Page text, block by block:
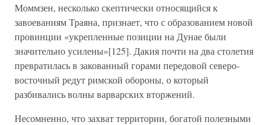
Моммзен, несколько скептически относящийся к
завоеваниям Траяна, признает, что с образованием новой
провинции «укрепленные позиции на Дунае были
значительно усилены»[125]. Дакия почти на два столетия
превратилась в закованный горами передовой северо-
восточный редут римской обороны, о который
разбивались волны варварских вторжений.
Несомненно, что захват территории, богатой полезными